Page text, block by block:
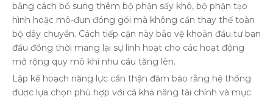
bằng cách bổ sung thêm bộ phận sấy khô, bộ phận tạo
hình hoặc mô-đun đóng gói mà không cần thay thế toàn
bộ dây chuyền. Cách tiếp cận này bảo vệ khoản đầu tư ban
đầu đồng thời mang lại sự linh hoạt cho các hoạt động
mở rộng quy mô khi nhu cầu tăng lên.
Lập kế hoạch năng lực cẩn thận đảm bảo rằng hệ thống
được lựa chọn phù hợp với cả khả năng tài chính và mục